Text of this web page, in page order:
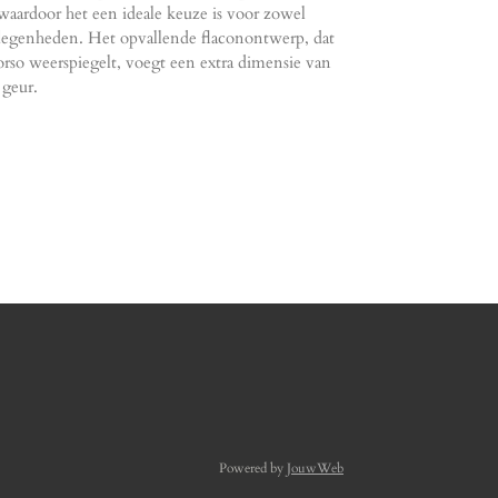
het een ideale keuze is voor zowel
Het opvallende flaconontwerp, dat
weerspiegelt, voegt een extra dimensie van
Powered by JouwWeb